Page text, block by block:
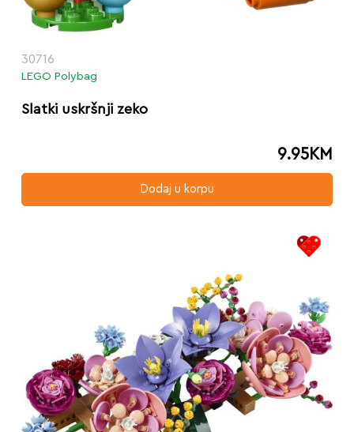
30716
LEGO Polybag
Slatki uskršnji zeko
9.95KM
Dodaj u korpu